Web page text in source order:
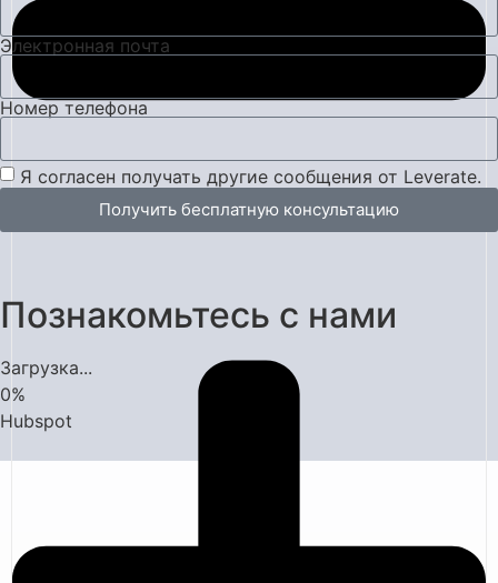
Электронная почта
Номер телефона
Я согласен получать другие сообщения от Leverate.
Получить бесплатную консультацию
Познакомьтесь с нами
Загрузка...
0%
Hubspot